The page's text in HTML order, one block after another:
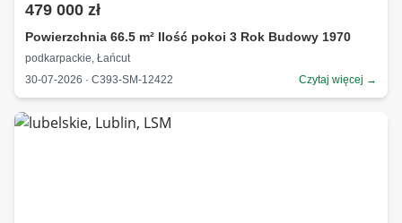
479 000 zł
Powierzchnia 66.5 m² Ilość pokoi 3 Rok Budowy 1970
podkarpackie, Łańcut
30-07-2026 · C393-SM-12422
Czytaj więcej →